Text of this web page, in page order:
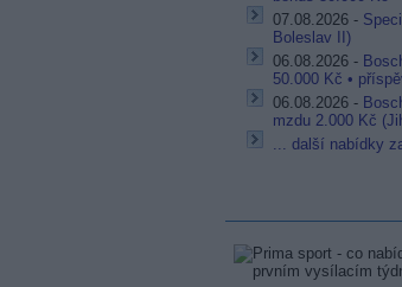
07.08.2026 -
Boleslav II)
06.08.2026 -
50.000 Kč •
06.08.2026 -
mzdu 2.000 Kč
... další nabídky